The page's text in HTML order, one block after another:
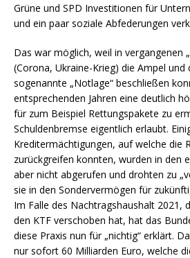
Grüne und SPD Investitionen für
und ein paar soziale Abfederungen
Das war möglich, weil in vergangenen
(Corona, Ukraine-Krieg) die Ampel und
sogenannte „Notlage“ beschließen
entsprechenden Jahren eine deutlich
für zum Beispiel Rettungspakete zu
Schuldenbremse eigentlich erlaubt.
Kreditermächtigungen, auf welche die
zurückgreifen konnten, wurden in den
aber nicht abgerufen und drohten zu
sie in den Sondervermögen für
Im Falle des Nachtragshaushalt 2021,
den KTF verschoben hat, hat das
diese Praxis nun für „nichtig“ erklärt.
nur sofort 60 Milliarden Euro, welche